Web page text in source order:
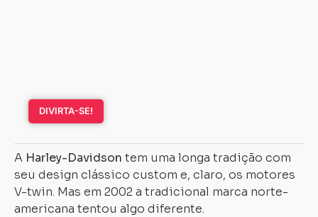
DIVIRTA-SE!
A Harley-Davidson tem uma longa tradição com
seu design clássico custom e, claro, os motores
V-twin. Mas em 2002 a tradicional marca norte-
americana tentou algo diferente.